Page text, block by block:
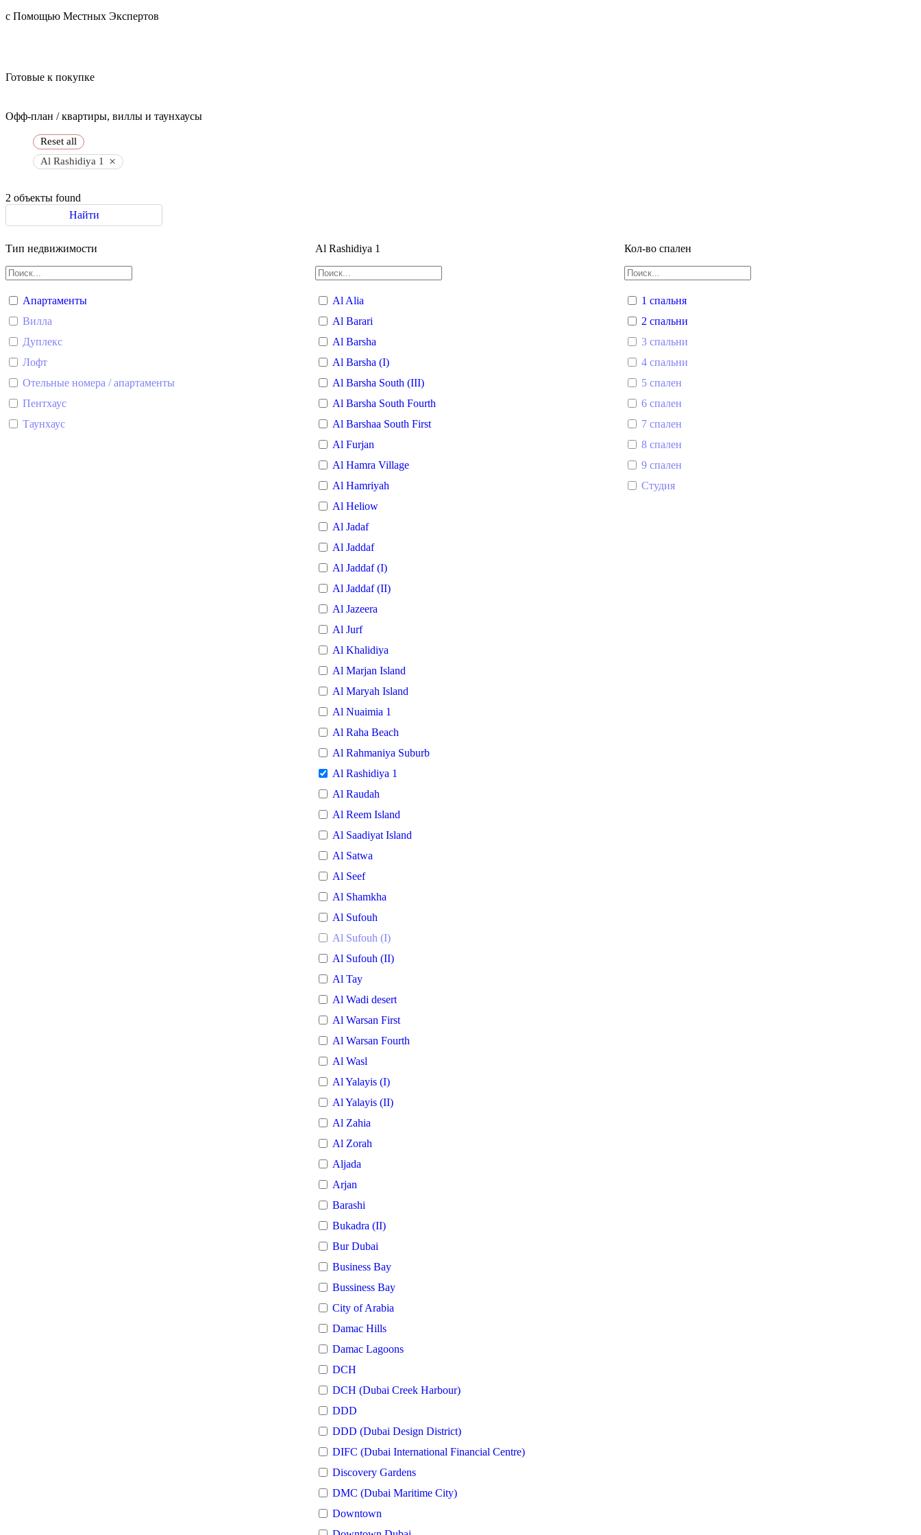
с Помощью Местных Экспертов
Готовые к покупке
Офф-план / квартиры, виллы и таунхаусы
Reset all
Al Rashidiya 1
×
2 объекты found
Найти
Тип недвижимости
Апартаменты
Вилла
Дуплекс
Лофт
Отельные номера / апартаменты
Пентхаус
Таунхаус
Al Rashidiya 1
Al Alia
Al Barari
Al Barsha
Al Barsha (I)
Al Barsha South (III)
Al Barsha South Fourth
Al Barshaa South First
Al Furjan
Al Hamra Village
Al Hamriyah
Al Heliow
Al Jadaf
Al Jaddaf
Al Jaddaf (I)
Al Jaddaf (II)
Al Jazeera
Al Jurf
Al Khalidiya
Al Marjan Island
Al Maryah Island
Al Nuaimia 1
Al Raha Beach
Al Rahmaniya Suburb
Al Rashidiya 1
Al Raudah
Al Reem Island
Al Saadiyat Island
Al Satwa
Al Seef
Al Shamkha
Al Sufouh
Al Sufouh (I)
Al Sufouh (II)
Al Tay
Al Wadi desert
Al Warsan First
Al Warsan Fourth
Al Wasl
Al Yalayis (I)
Al Yalayis (II)
Al Zahia
Al Zorah
Aljada
Arjan
Barashi
Bukadra (II)
Bur Dubai
Business Bay
Bussiness Bay
City of Arabia
Damac Hills
Damac Lagoons
DCH
DCH (Dubai Creek Harbour)
DDD
DDD (Dubai Design District)
DIFC (Dubai International Financial Centre)
Discovery Gardens
DMC (Dubai Maritime City)
Downtown
Кол-во спален
1 спальня
2 спальни
3 спальни
4 спальни
5 спален
6 спален
7 спален
8 спален
9 спален
Студия